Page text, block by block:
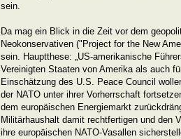
sein.
Da mag ein Blick in die Zeit vor dem
Neokonservativen ("Project for the New
sein. Hauptthese: „US-amerikanische
Vereinigten Staaten von Amerika als auch
Einschätzung des U.S. Peace Council
der NATO unter ihrer Vorherrschaft
dem europäischen Energiemarkt
Militärhaushalt damit rechtfertigen und den
ihre europäischen NATO-Vasallen